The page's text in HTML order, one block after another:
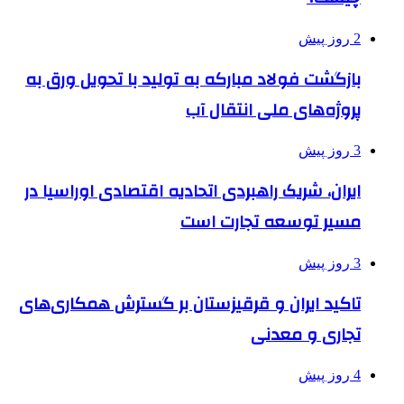
2 روز پیش
بازگشت فولاد مبارکه به تولید با تحویل ورق به
پروژه‌های ملی انتقال آب
3 روز پیش
ایران، شریک راهبردی اتحادیه اقتصادی اوراسیا در
مسیر توسعه تجارت است
3 روز پیش
تاکید ایران و قرقیزستان بر گسترش همکاری‌های
تجاری و معدنی
4 روز پیش